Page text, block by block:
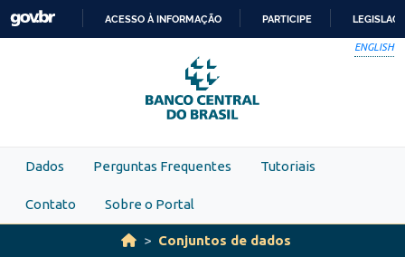
Skip to main content
PARA
O
CONTEÚDO
ACESSO À INFORMAÇÃO PARTICIPE
ENGLISH
Dados Perguntas Frequentes Tutoriais
Contato Sobre o Portal
Conjuntos de dados